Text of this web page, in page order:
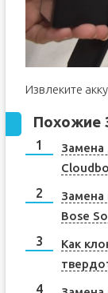
Извлеките
Похожие
Замена
Замена
Bose
Как